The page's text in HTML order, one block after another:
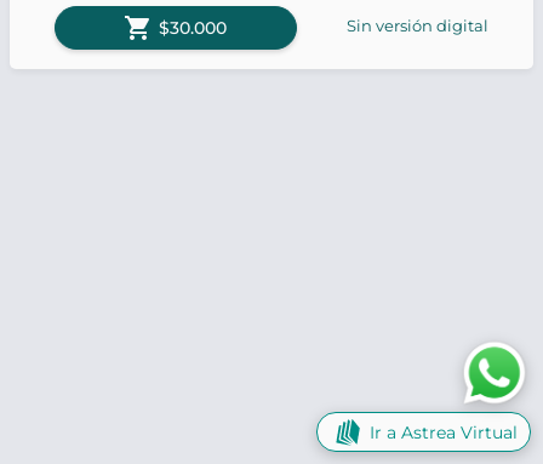
shopping_cart $30.000 Sin versión digital
Ir a Astrea Virtual